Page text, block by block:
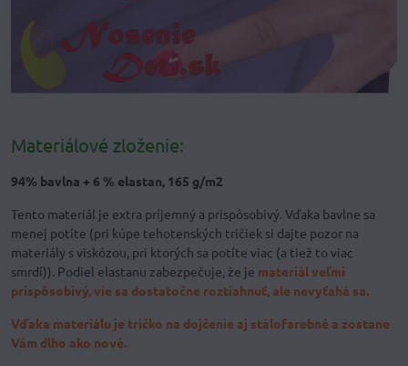
Materiálové zloženie:
94% bavlna + 6 % elastan, 165 g/m2
Tento materiál je extra príjemný a prispôsobivý. Vďaka bavlne sa
menej potíte (pri kúpe tehotenských tričiek si dajte pozor na
materiály s viskózou, pri ktorých sa potíte viac (a tiež to viac
smrdí)). Podiel elastanu zabezpečuje, že je materiál veľmi
prispôsobivý, vie sa dostatočne roztiahnuť, ale nevyťahá sa.
Vďaka materiálu je tričko na dojčenie aj stálofarebné a zostane
Vám dlho ako nové.